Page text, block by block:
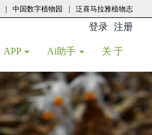
中国数字植物园 泛喜马拉雅植物志
登录 注册
APP Ai助手 关 于